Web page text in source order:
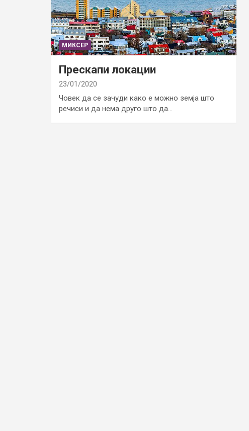
МИКСЕР
Прескапи локации
23/01/2020
Човек да се зачуди како е можно земја што
речиси и да нема друго што да…